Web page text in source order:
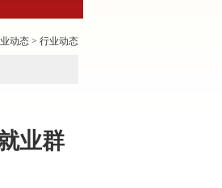
动态 > 行业动态
业群